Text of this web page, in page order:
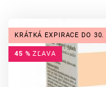
KRÁTKÁ EXPIRACE DO
45 % ZĽAVA